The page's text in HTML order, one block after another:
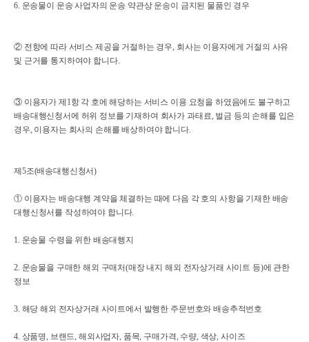
6. 운송물이 운송 사업자의 운송 약관상 운송이 금지된 물품인 경우
② 전항에 따라 서비스 제공을 거절하는 경우, 회사는 이용자에게 거절의 사유
및 근거를 통지하여야 합니다.
③ 이용자가 제1항 각 호에 해당하는 서비스 이용 요청을 하였음에도 불구하고
배송대행신청서에 허위 정보를 기재하여 회사가 과태료, 벌금 등의 손해를 입은
경우, 이용자는 회사의 손해를 배상하여야 합니다.
제5조(배송대행신청서)
① 이용자는 배송대행 계약을 체결하는 때에 다음 각 호의 사항을 기재한 배송
대행신청서를 작성하여야 합니다.
1. 운송물 수령을 위한 배송대행지
2. 운송물을 구매한 해외 구매처(매장 내지 해외 전자상거래 사이트 등)에 관한
정보
3. 해당 해외 전자상거래 사이트에서 발행한 주문번호와 배송추적번호
4. 상품명, 브랜드, 해외사업자, 품목, 구매가격, 수량, 색상, 사이즈